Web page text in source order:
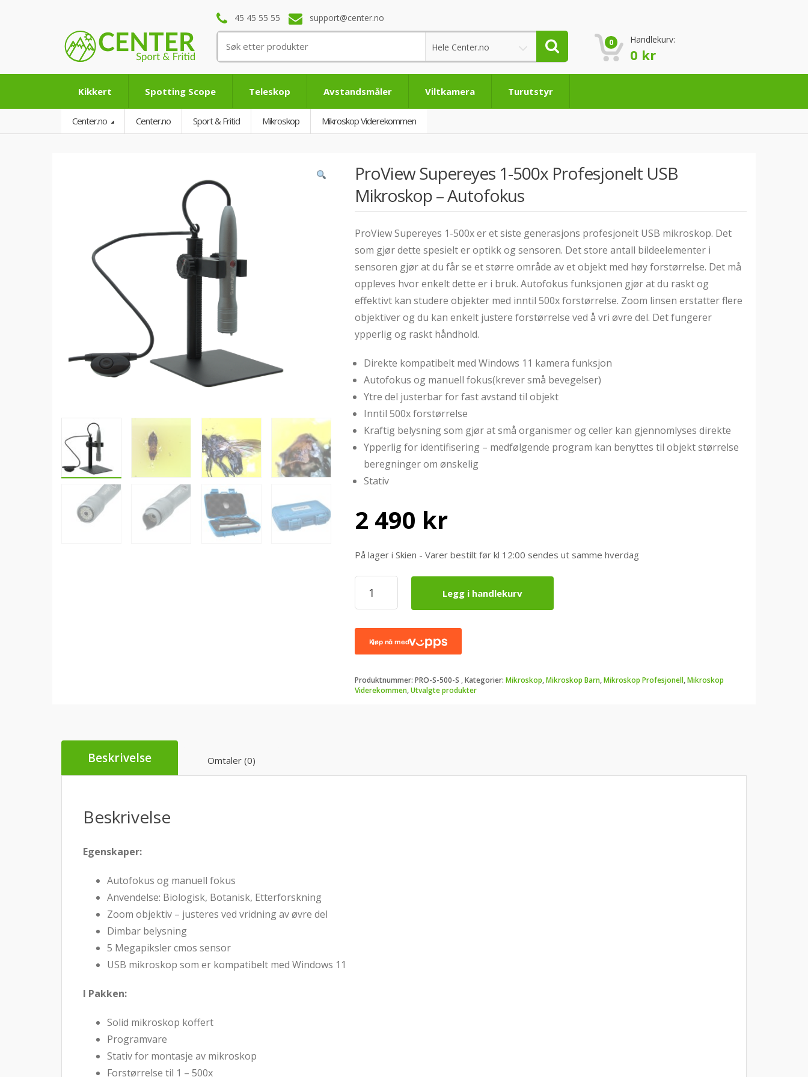
45 45 55 55 support@center.no
etter:
Hele Center.no 0 Handlekurv:
0 kr
Kikkert Spotting Scope Teleskop Avstandsmåler Viltkamera Turutstyr
Center.no Center.no Sport & Fritid Mikroskop Mikroskop Viderekommen
ProView Supereyes 1-500x Profesjonelt USB
Mikroskop – Autofokus
ProView Supereyes 1-500x er et siste generasjons profesjonelt USB mikroskop. Det
som gjør dette spesielt er optikk og sensoren. Det store antall bildeelementer i
sensoren gjør at du får se et større område av et objekt med høy forstørrelse. Det må
oppleves hvor enkelt dette er i bruk. Autofokus funksjonen gjør at du raskt og
effektivt kan studere objekter med inntil 500x forstørrelse. Zoom linsen erstatter flere
objektiver og du kan enkelt justere forstørrelse ved å vri øvre del. Det fungerer
ypperlig og raskt håndhold.
Direkte kompatibelt med Windows 11 kamera funksjon
Autofokus og manuell fokus(krever små bevegelser)
Ytre del justerbar for fast avstand til objekt
Inntil 500x forstørrelse
Kraftig belysning som gjør at små organismer og celler kan gjennomlyses direkte
Ypperlig for identifisering – medfølgende program kan benyttes til objekt størrelse
beregninger om ønskelig
Stativ
2 490 kr
På lager i Skien - Varer bestilt før kl 12:00 sendes ut samme hverdag
ProView
Supereyes
1-
Profesjonelt
USB
Mikroskop
Autofokus
antall
Legg i handlekurv
Produktnummer: PRO-S-500-S Kategorier: Mikroskop,Mikroskop Barn,Mikroskop Profesjonell,Mikroskop
Viderekommen,Utvalgte produkter
Beskrivelse Omtaler (0)
Beskrivelse
Egenskaper:
Autofokus og manuell fokus
Anvendelse: Biologisk, Botanisk, Etterforskning
Zoom objektiv – justeres ved vridning av øvre del
Dimbar belysning
5 Megapiksler cmos sensor
USB mikroskop som er kompatibelt med Windows 11
I Pakken:
Solid mikroskop koffert
Programvare
Stativ for montasje av mikroskop
Forstørrelse til 1 – 500x